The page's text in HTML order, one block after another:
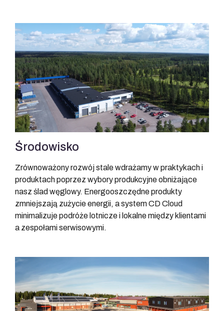
Środowisko
Zrównoważony rozwój stale wdrażamy w praktykach i
produktach poprzez wybory produkcyjne obniżające
nasz ślad węglowy. Energooszczędne produkty
zmniejszają zużycie energii, a system CD Cloud
minimalizuje podróże lotnicze i lokalne między klientami
a zespołami serwisowymi.